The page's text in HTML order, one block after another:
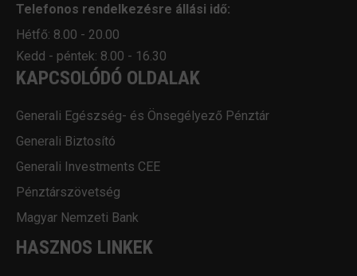
Telefonos rendelkezésre állási idő:
Hétfő: 8.00 - 20.00
Kedd - péntek: 8.00 - 16.30
KAPCSOLÓDÓ OLDALAK
Generali Egészség- és Önsegélyező Pénztár
Generali Biztosító
Generali Investments CEE
Pénztárszövetség
Magyar Nemzeti Bank
HASZNOS LINKEK